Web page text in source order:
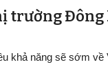
trường Đông
khả năng sẽ sớm về